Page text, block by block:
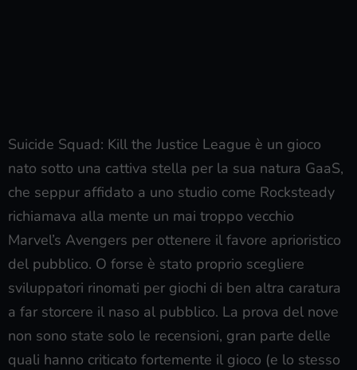
Suicide Squad: Kill the Justice League è un gioco
nato sotto una cattiva stella per la sua natura GaaS,
che seppur affidato a uno studio come Rocksteady
richiamava alla mente un mai troppo vecchio
Marvel’s Avengers per ottenere il favore aprioristico
del pubblico. O forse è stato proprio scegliere
sviluppatori rinomati per giochi di ben altra caratura
a far storcere il naso al pubblico. La prova del nove
non sono state solo le recensioni, gran parte delle
quali hanno criticato fortemente il gioco (e lo stesso